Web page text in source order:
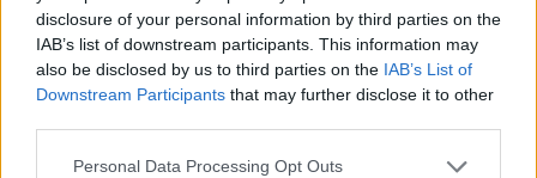
disclosure of your personal information by third parties on the
IAB’s list of downstream participants. This information may
also be disclosed by us to third parties on the IAB’s List of
Downstream Participants that may further disclose it to other
Personal Data Processing Opt Outs